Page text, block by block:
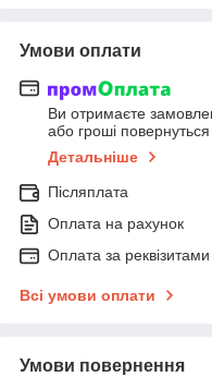
Умови оплати
Ви отримаєте
або гроші
Детальніше
Післяплата
Оплата на рахунок
Оплата за реквізитами
Всі умови оплати
Умови повернення